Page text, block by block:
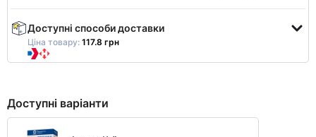
Доступні способи доставки
Ціна товару: 117.8 грн
Доступні варіанти